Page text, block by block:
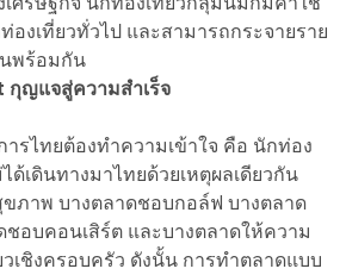
องเที่ยวทั่วไป และสามารถกระจายราย
พร้อมกัน
กุญแจสู่ความสำเร็จ
รไทยต้องทำความเข้าใจ คือ นักท่อง
ด้เดินทางมาไทยด้วยเหตุผลเดียวกัน
ขภาพ บางตลาดชอบกอล์ฟ บางตลาด
อบคอนเสิร์ต และบางตลาดให้ความ
เชิงครอบครัว ดังนั้น การทำตลาดแบบ